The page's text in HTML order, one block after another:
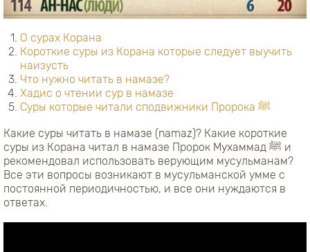
О сурах Корана
Короткие суры из Корана которые следует выучить
наизусть
Что нужно читать в намазе?
Хадис о чтении сур в намазе
Суры которые читали сподвижники Пророка ﷺ
Какие суры читать в намазе (namaz)? Какие короткие
суры из Корана читал в намазе Пророк Мухаммад ﷺ и
рекомендовал использовать верующим мусульманам?
Все эти вопросы возникают в мусульманской умме с
постоянной периодичностью, и все они нуждаются в
ответах.